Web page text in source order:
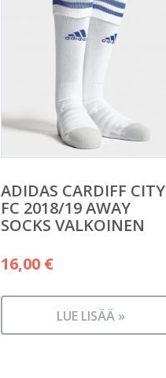
ADIDAS CARDIFF CITY
FC 2018/19 AWAY
SOCKS VALKOINEN
16,00 €
LUE LISÄÄ »